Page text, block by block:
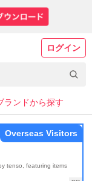
ログイン
ランドから探す
tenso, featuring items
Overseas Visitors